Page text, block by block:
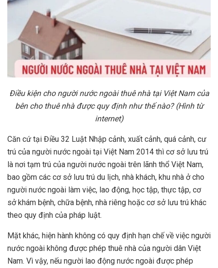
Điều kiện cho người nước ngoài thuê nhà tại Việt Nam của
bên cho thuê nhà được quy định như thế nào? (Hình từ
internet)
Căn cứ tại Điều 32 Luật Nhập cảnh, xuất cảnh, quá cảnh, cư
trú của người nước ngoài tại Việt Nam 2014 thì cơ sở lưu trú
là nơi tạm trú của người nước ngoài trên lãnh thổ Việt Nam,
bao gồm các cơ sở lưu trú du lịch, nhà khách, khu nhà ở cho
người nước ngoài làm việc, lao động, học tập, thực tập, cơ
sở khám bệnh, chữa bệnh, nhà riêng hoặc cơ sở lưu trú khác
theo quy định của pháp luật.
Mặt khác, hiện hành không có quy định hạn chế về việc người
nước ngoài không được phép thuê nhà của người dân Việt
Nam. Vì vậy, nếu người lao động nước ngoài được phép